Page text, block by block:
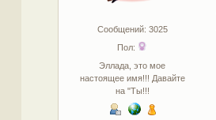
Сообщений: 3025
Пол:
Эллада, это мое
настоящее имя!!! Давайте
на "Ты!!!